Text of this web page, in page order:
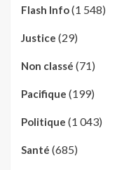
Flash Info(1 548)
Justice (29)
Non classé (71)
Pacifique (199)
Politique (1 043)
Santé (685)